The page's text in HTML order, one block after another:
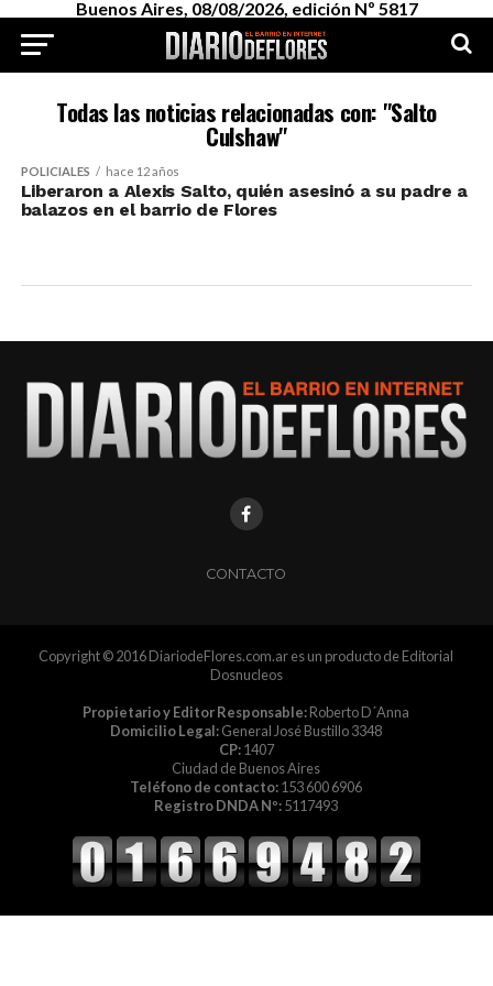
Buenos Aires, 08/08/2026, edición Nº 5817
Todas las noticias relacionadas con: "Salto
Culshaw"
POLICIALES hace 12 años
Liberaron a Alexis Salto, quién asesinó a su padre a
balazos en el barrio de Flores
CONTACTO
Copyright © 2016 DiariodeFlores.com.ar es un producto de Editorial
Dosnucleos
Propietario y Editor Responsable:Roberto D´Anna
Domicilio Legal:General José Bustillo 3348
CP:1407
Ciudad de Buenos Aires
Teléfono de contacto:153 600 6906
Registro DNDA Nº:5117493